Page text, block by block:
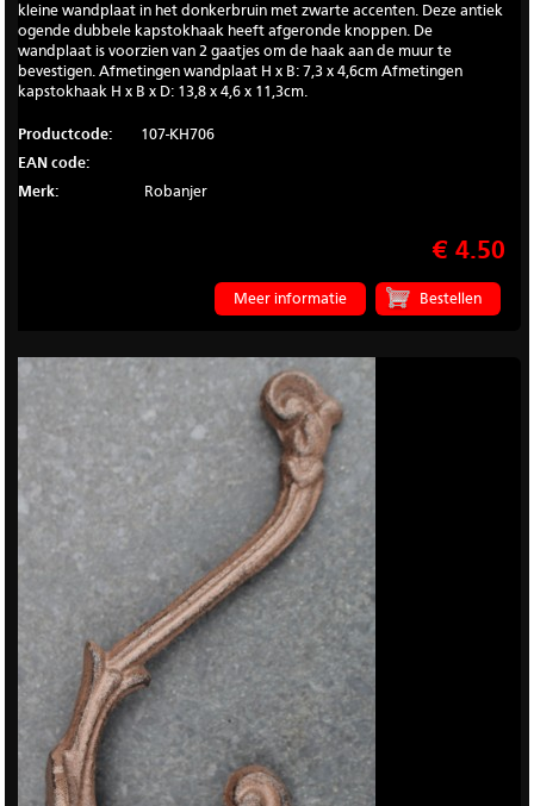
kleine wandplaat in het donkerbruin met zwarte accenten. Deze antiek
ogende dubbele kapstokhaak heeft afgeronde knoppen. De
wandplaat is voorzien van 2 gaatjes om de haak aan de muur te
bevestigen. Afmetingen wandplaat H x B: 7,3 x 4,6cm Afmetingen
kapstokhaak H x B x D: 13,8 x 4,6 x 11,3cm.
Productcode:
107-KH706
EAN code:
Merk:
Robanjer
€ 4.50
Meer informatie